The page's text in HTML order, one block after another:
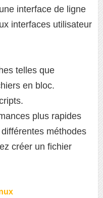
interface de ligne
interfaces utilisateur
telles que
en bloc.
plus rapides
méthodes
créer un fichier